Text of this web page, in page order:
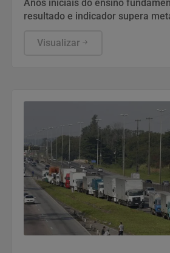
Anos iniciais do ensino
resultado e indicador supera
Visualizar